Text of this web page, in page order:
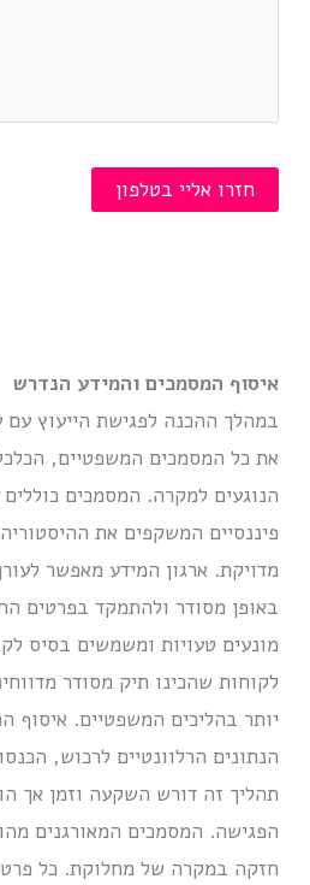
איסוף המסמכים והמידע הנדרש
במהלך ההכנה לפגישת הייעוץ עם
את כל המסמכים המשפטיים,
הנוגעים למקרה. המסמכים
פיננסיים המשקפים את
מדויקת. ארגון המידע מאפשר
באופן מסודר ולהתמקד בפרטים
מונעים טעויות ומשמשים בסיס
לקוחות שהכינו תיק מסודר
יותר בהליכים המשפטיים. איסוף
הנתונים הרלוונטיים לרכוש,
תהליך זה דורש השקעה וזמן אך
הפגישה. המסמכים המאורגנים
חזקה במקרה של מחלוקת. כל